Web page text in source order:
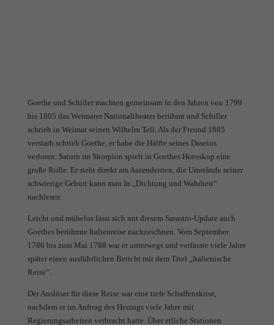
Goethe und Schiller machten gemeinsam in den Jahren von 1799
bis 1805 das Weimarer Nationaltheater berühmt und Schiller
schrieb in Weimar seinen Wilhelm Tell. Als der Freund 1805
verstarb schrieb Goethe, er habe die Hälfte seines Daseins
verloren. Saturn im Skorpion spielt in Goethes Horoskop eine
große Rolle. Er steht direkt am Aszendenten, die Umstände seiner
schwierige Geburt kann man In „Dichtung und Wahrheit“
nachlesen.
Leicht und mühelos lässt sich mit diesem Sarastro-Update auch
Goethes berühmte Italienreise nachzeichnen. Vom September
1786 bis zum Mai 1788 war er unterwegs und verfasste viele Jahre
später einen ausführlichen Bericht mit dem Titel „Italienische
Reise“.
Der Auslöser für diese Reise war eine tiefe Schaffenskrise,
nachdem er im Auftrag des Herzogs viele Jahre mit
Regierungsarbeiten verbracht hatte. Über etliche Stationen